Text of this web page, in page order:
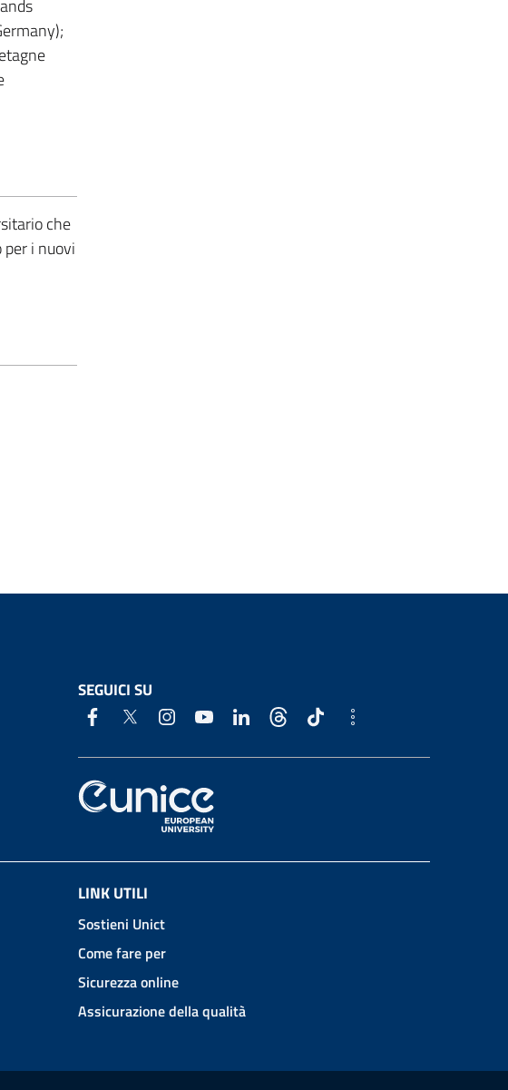
che
per i nuovi
SEGUICI SU
LINK UTILI
Sostieni Unict
Come fare per
Sicurezza online
Assicurazione della qualità